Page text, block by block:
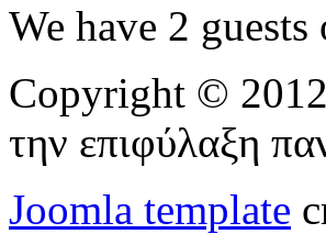
We have 2 guests
Copyright ©
την επιφύλαξη
Joomla template